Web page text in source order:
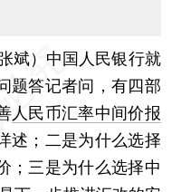
斌） 中国人民银行就
题答记者问，有四部
人民币汇率中间价报
述；二是为什么选择
；三是为什么选择中